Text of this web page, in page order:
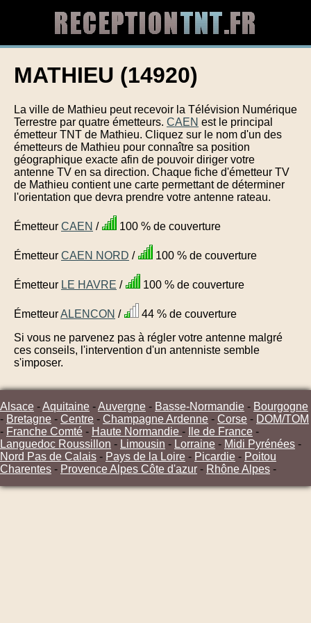
MATHIEU (14920)
La ville de Mathieu peut recevoir la Télévision Numérique
Terrestre par quatre émetteurs. CAEN est le principal
émetteur TNT de Mathieu. Cliquez sur le nom d'un des
émetteurs de Mathieu pour connaître sa position
géographique exacte afin de pouvoir diriger votre
antenne TV en sa direction. Chaque fiche d'émetteur TV
de Mathieu contient une carte permettant de déterminer
l'orientation que devra prendre votre antenne rateau.
Émetteur CAEN / 100 % de couverture
Émetteur CAEN NORD / 100 % de couverture
Émetteur LE HAVRE / 100 % de couverture
ÉmetteurALENCON /
44 % de couverture
Si vous ne parvenez pas à régler votre antenne malgré
ces conseils, l'intervention d'un antenniste semble
s'imposer.
Alsace -Aquitaine -Auvergne - Basse-Normandie - Bourgogne
- Bretagne - Centre - Champagne Ardenne - Corse - DOM/TOM
- Franche Comté - Haute Normandie - Ile de France -
Languedoc Roussillon - Limousin - Lorraine - Midi Pyrénées -
Nord Pas de Calais - Pays de la Loire - Picardie - Poitou
Charentes - Provence Alpes Côte d'azur - Rhône Alpes -